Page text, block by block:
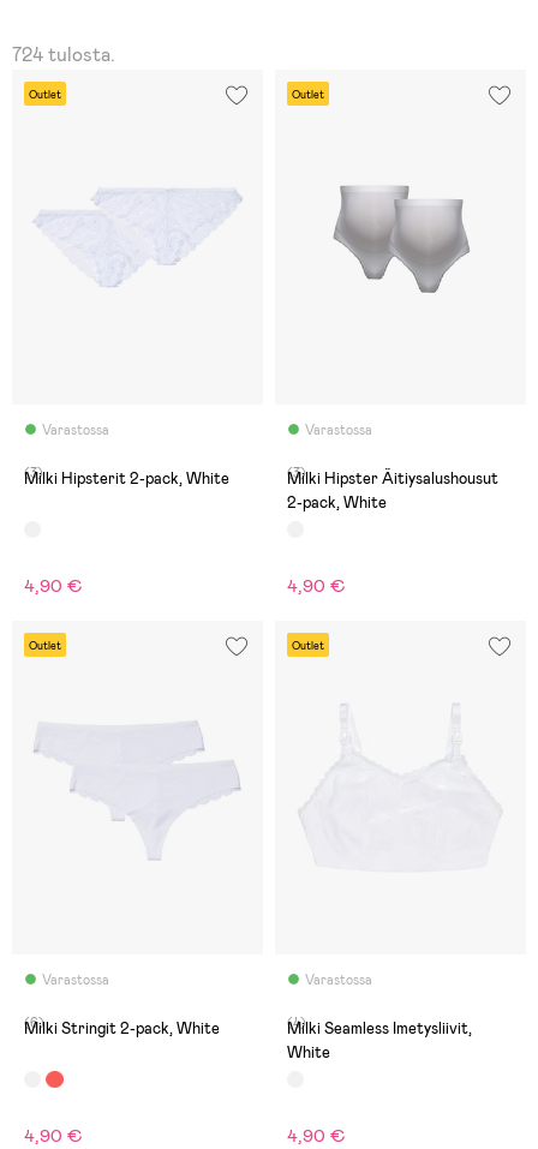
724 tulosta.
Outlet
Varastossa
(3)
Milki Hipsterit 2-pack, White
4,90 €
Outlet
Varastossa
(3)
Milki Hipster Äitiysalushousut
2-pack, White
4,90 €
Outlet
Varastossa
(6)
Milki Stringit 2-pack, White
4,90 €
Outlet
Varastossa
(4)
Milki Seamless Imetysliivit,
White
4,90 €